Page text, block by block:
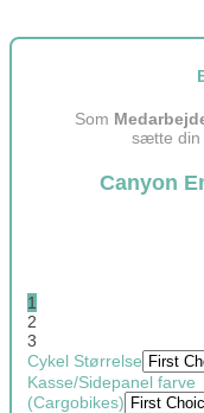
Som
sætte din
Canyon
1
2
3
Cykel Størrelse
Kasse/Sidepanel farve
(Cargobikes)